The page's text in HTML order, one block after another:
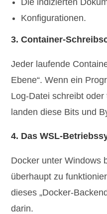
Konfigurationen.
3. Container-
Jeder laufende
Ebene“. Wenn ein
Log-Datei schreibt
landen diese Bits und
4. Das WSL-
Docker unter Windows
überhaupt zu
dieses „Docker-
darin.